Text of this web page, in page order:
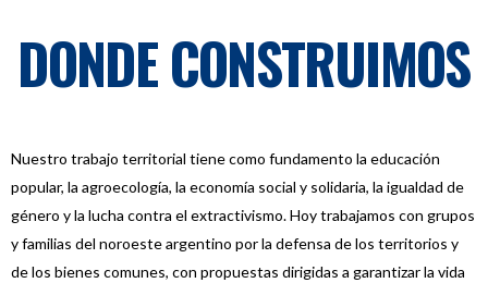
DONDE CONSTRUIMOS
Nuestro trabajo territorial tiene como fundamento la educación
popular, la agroecología, la economía social y solidaria, la igualdad de
género y la lucha contra el extractivismo. Hoy trabajamos con grupos
y familias del noroeste argentino por la defensa de los territorios y
de los bienes comunes, con propuestas dirigidas a garantizar la vida